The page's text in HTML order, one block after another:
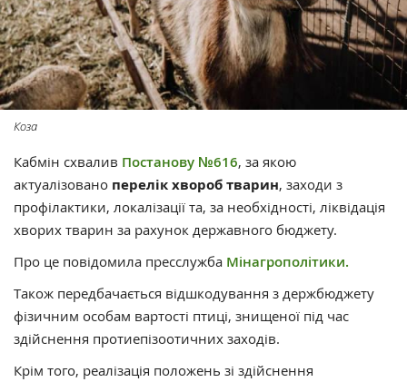
Коза
Кабмін схвалив Постанову №616, за якою
актуалізовано перелік хвороб тварин, заходи з
профілактики, локалізації та, за необхідності, ліквідація
хворих тварин за рахунок державного бюджету.
Про це повідомила пресслужба Мінагрополітики.
Також передбачається відшкодування з держбюджету
фізичним особам вартості птиці, знищеної під час
здійснення протиепізоотичних заходів.
Крім того, реалізація положень зі здійснення